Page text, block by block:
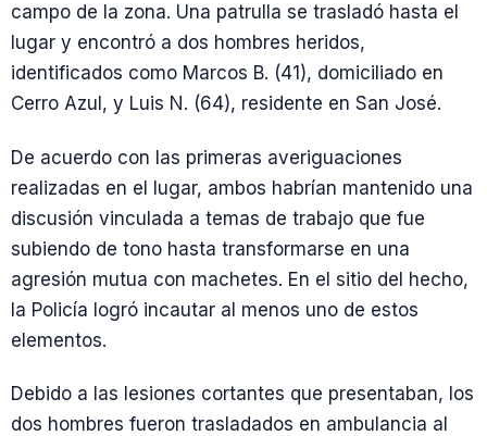
campo de la zona. Una patrulla se trasladó hasta el
lugar y encontró a dos hombres heridos,
identificados como Marcos B. (41), domiciliado en
Cerro Azul, y Luis N. (64), residente en San José.
De acuerdo con las primeras averiguaciones
realizadas en el lugar, ambos habrían mantenido una
discusión vinculada a temas de trabajo que fue
subiendo de tono hasta transformarse en una
agresión mutua con machetes. En el sitio del hecho,
la Policía logró incautar al menos uno de estos
elementos.
Debido a las lesiones cortantes que presentaban, los
dos hombres fueron trasladados en ambulancia al